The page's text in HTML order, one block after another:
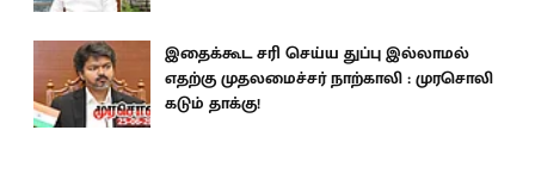
இதைக்கூட சரி செய்ய துப்பு இல்லாமல்
எதற்கு முதலமைச்சர் நாற்காலி : முரசொலி
கடும் தாக்கு!